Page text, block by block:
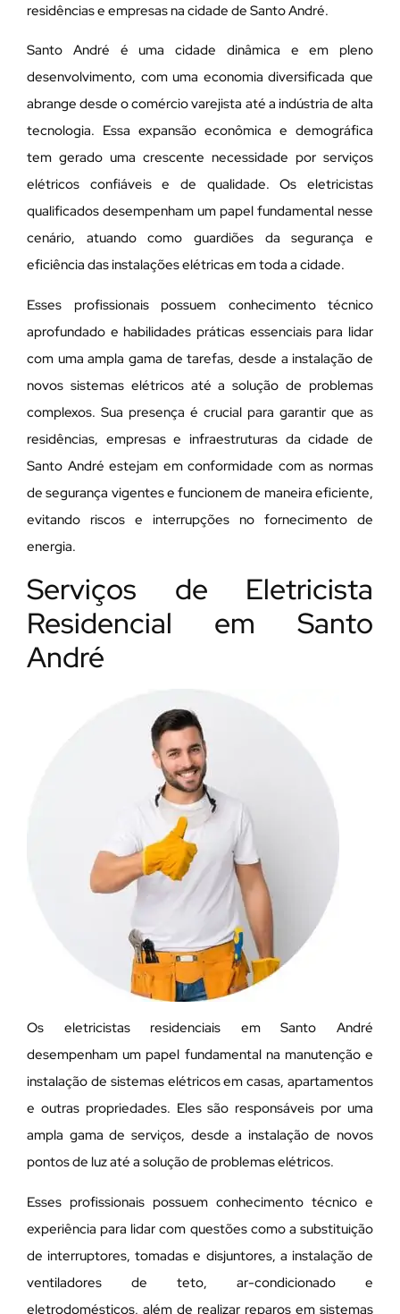
residências e empresas na cidade de Santo André.
Santo André é uma cidade dinâmica e em pleno
desenvolvimento, com uma economia diversificada que
abrange desde o comércio varejista até a indústria de alta
tecnologia. Essa expansão econômica e demográfica
tem gerado uma crescente necessidade por serviços
elétricos confiáveis e de qualidade. Os eletricistas
qualificados desempenham um papel fundamental nesse
cenário, atuando como guardiões da segurança e
eficiência das instalações elétricas em toda a cidade.
Esses profissionais possuem conhecimento técnico
aprofundado e habilidades práticas essenciais para lidar
com uma ampla gama de tarefas, desde a instalação de
novos sistemas elétricos até a solução de problemas
complexos. Sua presença é crucial para garantir que as
residências, empresas e infraestruturas da cidade de
Santo André estejam em conformidade com as normas
de segurança vigentes e funcionem de maneira eficiente,
evitando riscos e interrupções no fornecimento de
energia.
Serviços de Eletricista
Residencial em Santo
André
Os eletricistas residenciais em Santo André
desempenham um papel fundamental na manutenção e
instalação de sistemas elétricos em casas, apartamentos
e outras propriedades. Eles são responsáveis por uma
ampla gama de serviços, desde a instalação de novos
pontos de luz até a solução de problemas elétricos.
Esses profissionais possuem conhecimento técnico e
experiência para lidar com questões como a substituição
de interruptores, tomadas e disjuntores, a instalação de
ventiladores de teto, ar-condicionado e
eletrodomésticos, além de realizar reparos em sistemas